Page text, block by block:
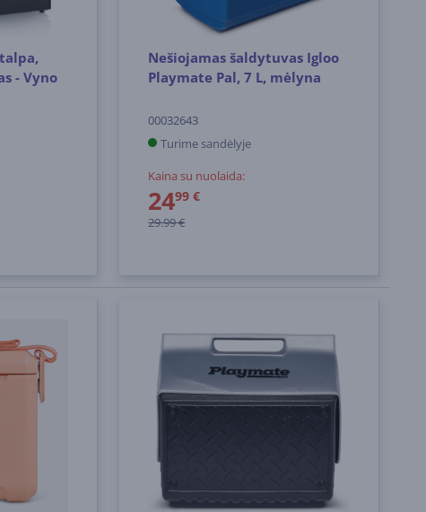
- Vyno
Nešiojamas šaldytuvas Igloo
Playmate Pal, 7 L, mėlyna
00032643
Turime sandėlyje
Kaina su nuolaida:
2499 €
29.99 €